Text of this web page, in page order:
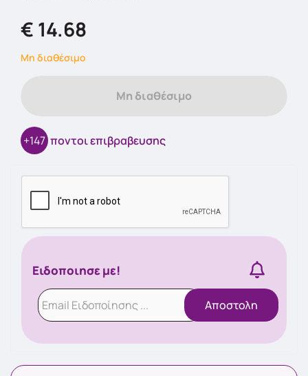
€ 14.68
Μη διαθέσιμο
Μη διαθέσιμο
+147 ποντοι επιβραβευσης
Ειδοποιησε με!
Αποστολη